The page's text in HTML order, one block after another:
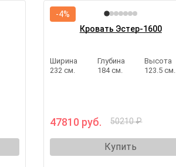
Кровать Эстер-1600
Ширина
232 см.
Глубина
184 см.
Высота
123.5 см.
47810 руб. 50210 ₽
Купить
-4%